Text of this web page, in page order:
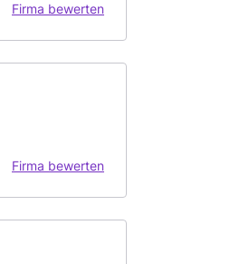
Firma bewerten
Firma bewerten